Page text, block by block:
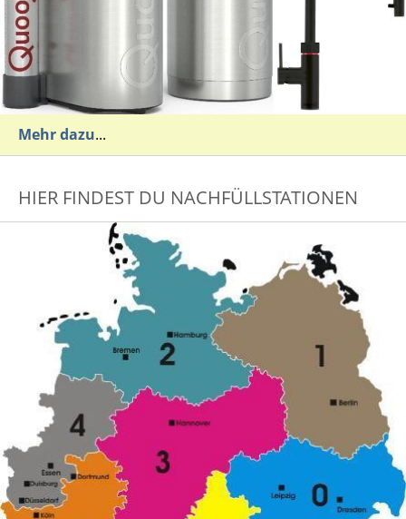
Mehr dazu...
HIER FINDEST DU NACHFÜLLSTATIONEN